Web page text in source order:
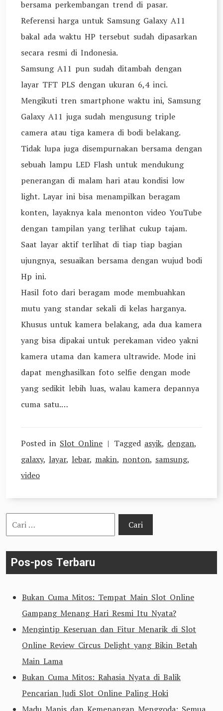
bersama perkembangan trend di pasar.
Referensi harga untuk Samsung Galaxy A11
bakal ada waktu HP tersebut sudah dipasarkan
secara resmi di Indonesia.
Samsung A11 pun sudah ditambah dengan
layar TFT PLS dengan ukuran 6,4 inci.
Mengikuti tren smartphone waktu ini, Samsung
Galaxy A11 juga sudah mengusung triple
camera atau tiga kamera di bodi belakang.
Tidak lupa juga disempurnakan bersama dengan
sebuah lampu LED Flash untuk mendukung
penerangan di malam hari atau kondisi low
light. Layar ini bisa menampilkan beragam
konten, layaknya kala menonton video YouTube
dengan tampilan yang terlihat cukup tajam.
Saat layar aktif terlihat di tiap tiap bagian
ujungnya, sesuaikan bersama dengan wujud bodi
Hp ini.
Hasil foto dari beragam mode membuahkan
mutu yang standar sekali di kelas harganya.
Khusus untuk kamera belakang, ada dua kamera
yang bisa dipakai untuk perekaman video yakni
kamera utama dan kamera ultrawide. Mode ini
dapat menghasilkan foto selfie dengan mode
yang sedikit lebih luas, walau kamera depannya
cuma satu.…
Posted in Slot Online Tagged asyik, dengan,
galaxy, layar, lebar, makin, nonton, samsung,
video
Cari
untuk:
Pos-pos Terbaru
Bukan Cuma Mitos: Tempat Main Slot Online
Gampang Menang Hari Resmi Itu Nyata?
Mengintip Keseruan dan Fitur Menarik di Slot
Online Review Circus Delight yang Bikin Betah
Main Lama
Bukan Cuma Mitos: Rahasia Nyata di Balik
Pencarian Judi Slot Online Paling Hoki